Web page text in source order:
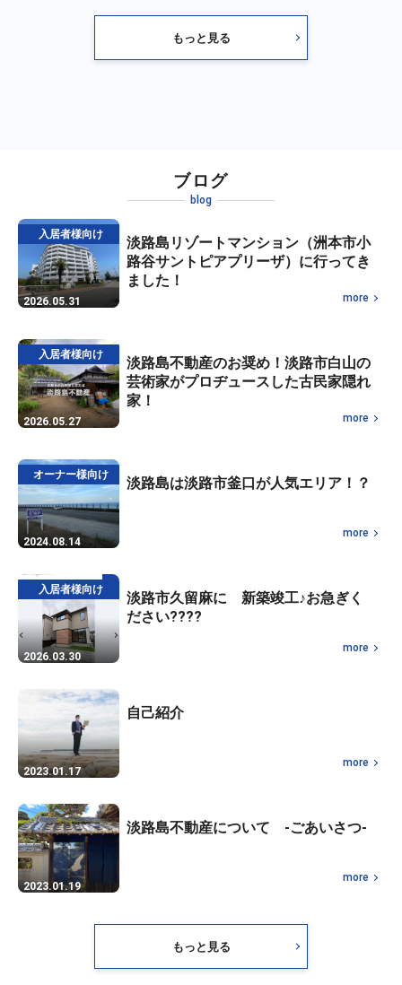
もっと見る
ブログ
blog
入居者様向け
2026.05.31
淡路島リゾートマンション（洲本市小
路谷サントピアプリーザ）に行ってき
ました！
more
入居者様向け
2026.05.27
淡路島不動産のお奨め！淡路市白山の
芸術家がプロヂュースした古民家隠れ
家！
more
オーナー様向け
2024.08.14
淡路島は淡路市釜口が人気エリア！？
more
入居者様向け
2026.03.30
淡路市久留麻に 新築竣工♪お急ぎく
ださい????
more
2023.01.17
自己紹介
more
2023.01.19
淡路島不動産について -ごあいさつ-
more
もっと見る